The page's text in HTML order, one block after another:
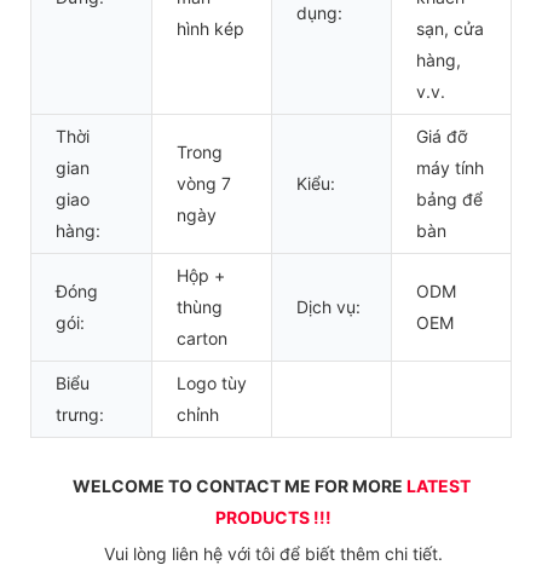
hình kép
dụng:
sạn, cửa
hàng,
v.v.
Thời
gian
giao
hàng:
Trong
vòng 7
ngày
Kiểu:
Giá đỡ
máy tính
bảng để
bàn
Đóng
gói:
Hộp +
thùng
carton
Dịch vụ:
ODM
OEM
Biểu
trưng:
Logo tùy
chỉnh
WELCOME TO CONTACT ME FOR MORE LATEST
PRODUCTS !!!
Vui lòng liên hệ với tôi để biết thêm chi tiết.